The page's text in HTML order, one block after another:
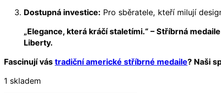
Dostupná investice: Pro sběratele, kteří milují
„Elegance, která kráčí staletími.“ – Stříbrná
Liberty.
Fascinují vás tradiční americké stříbrné medaile? Naši
1 skladem